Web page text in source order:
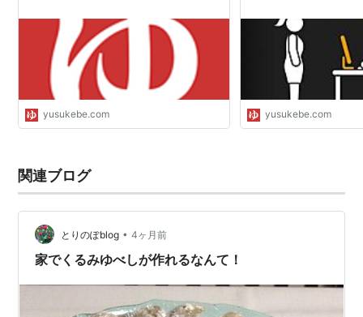
yusukebe.com yusukebe.com
関連ブログ
とりのぽblog • 4ヶ月前
家でくるみゆべしが作れるなんて！